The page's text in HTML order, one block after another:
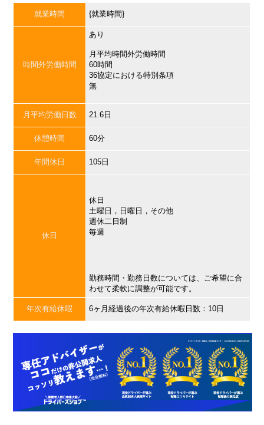
就業時間 {就業時間}
時間外労働時間
あり
月平均時間外労働時間
60時間
36協定における特別条項
無
月平均労働日数 21.6日
休憩時間 60分
年間休日 105日
休日
休日
土曜日，日曜日，その他
週休二日制
毎週
勤務時間・勤務日数については、ご希望に合
わせて柔軟に調整が可能です。
年次有給休暇 6ヶ月経過後の年次有給休暇日数：10日